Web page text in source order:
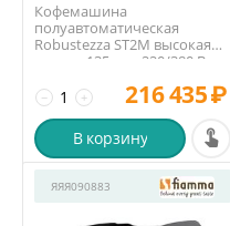
Кофемашина
полуавтоматическая
Robustezza ST2M высокая
группа 135 мм, 220/380 В
+
− 216 435₽
В корзину
ЯЯЯ090883